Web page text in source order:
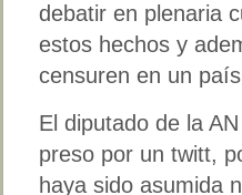
debatir en plenaria
estos hechos y
censuren en un
El diputado de la
preso por un twitt,
haya sido asumida